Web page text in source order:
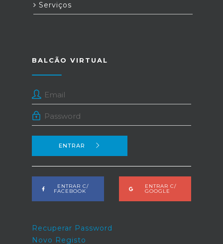
Serviços
BALCÃO VIRTUAL
ENTRAR
ENTRAR C/
FACEBOOK
ENTRAR C/
GOOGLE
Recuperar Password
Novo Registo